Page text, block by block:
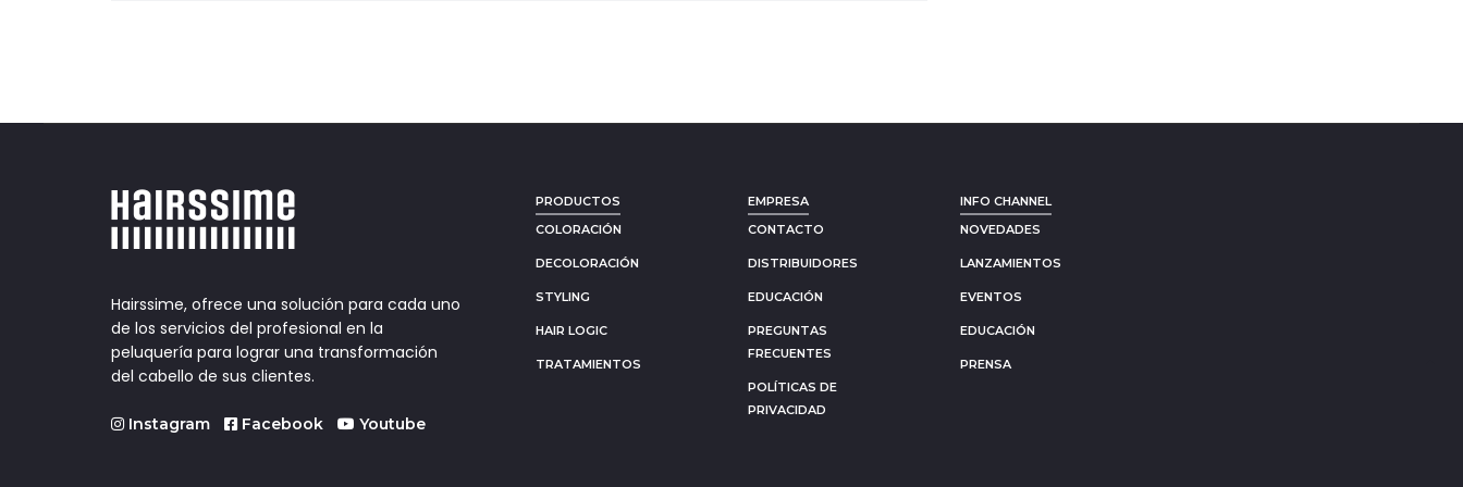
Hairssime, ofrece una solución para cada uno
de los servicios del profesional en la
peluquería para lograr una transformación
del cabello de sus clientes.
Instagram Facebook Youtube
PRODUCTOS
COLORACIÓN
DECOLORACIÓN
STYLING
HAIR LOGIC
TRATAMIENTOS
EMPRESA
CONTACTO
DISTRIBUIDORES
EDUCACIÓN
PREGUNTAS
FRECUENTES
POLÍTICAS DE
PRIVACIDAD
INFO CHANNEL
NOVEDADES
LANZAMIENTOS
EVENTOS
EDUCACIÓN
PRENSA